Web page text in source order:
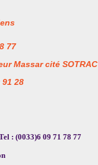
77
Massar cité SOTRAC
91 28
: (0033)6 09 71 78 77